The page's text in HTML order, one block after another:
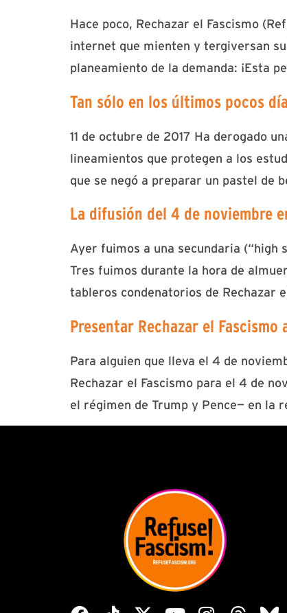
Hace poco, Rechazar el Fascismo
internet que mienten y tergiversan
planeamiento de la demanda: ¡Esta
Tan sólo en los últimos pocos
11 de octubre de 2017 Ha derogado
lineamientos que protegen a los
que se negó a preparar un pastel de
La difusión del 4 de noviembre
Ayer fuimos a una secundaria (“high
Tres fuimos durante la hora de
tableros condenatorios de Rechazar
Presentar Rechazar el Fascismo
Para alguien que lleva el 4 de
Rechazar el Fascismo para el 4 de
el régimen de Trump y Pence— en la